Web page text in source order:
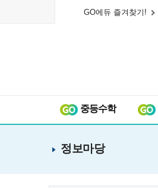
GO에듀 즐겨찾기!
중등수학
정보마당